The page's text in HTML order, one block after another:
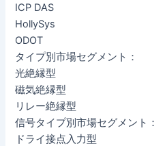
ICP DAS
HollySys
ODOT
タイプ別市場セグメント：
光絶縁型
磁気絶縁型
リレー絶縁型
信号タイプ別市場セグメント：
ドライ接点入力型